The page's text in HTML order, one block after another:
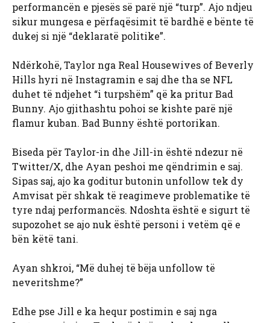
performancën e pjesës së parë një “turp”. Ajo ndjeu
sikur mungesa e përfaqësimit të bardhë e bënte të
dukej si një “deklaratë politike”.
Ndërkohë, Taylor nga Real Housewives of Beverly
Hills hyri në Instagramin e saj dhe tha se NFL
duhet të ndjehet “i turpshëm” që ka pritur Bad
Bunny. Ajo gjithashtu pohoi se kishte parë një
flamur kuban. Bad Bunny është portorikan.
Biseda për Taylor-in dhe Jill-in është ndezur në
Twitter/X, dhe Ayan peshoi me qëndrimin e saj.
Sipas saj, ajo ka goditur butonin unfollow tek dy
Amvisat për shkak të reagimeve problematike të
tyre ndaj performancës. Ndoshta është e sigurt të
supozohet se ajo nuk është personi i vetëm që e
bën këtë tani.
Ayan shkroi, “Më duhej të bëja unfollow të
neveritshme?”
Edhe pse Jill e ka hequr postimin e saj nga